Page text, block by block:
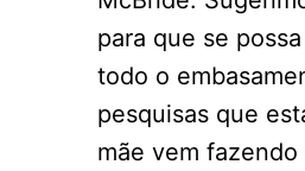
para que se
todo o
pesquisas que
mãe vem fazendo